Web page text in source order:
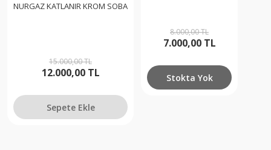
NURGAZ KATLANIR KROM SOBA
15.000,00 TL
12.000,00 TL
Sepete Ekle
8.000,00 TL
7.000,00 TL
Stokta Yok